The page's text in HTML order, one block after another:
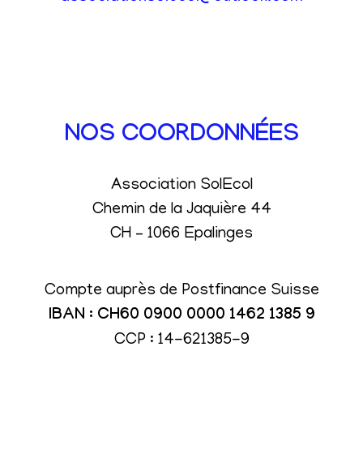
NOS COORDONNÉES
Association SolEcol
Chemin de la Jaquière 44
CH – 1066 Epalinges
Compte auprès de Postfinance Suisse
IBAN : CH60 0900 0000 1462 1385 9
CCP : 14-621385-9